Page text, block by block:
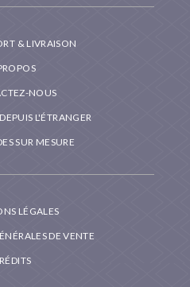
& LIVRAISON
NOUS
L'ÉTRANGER
SUR MESURE
LÉGALES
DE VENTE